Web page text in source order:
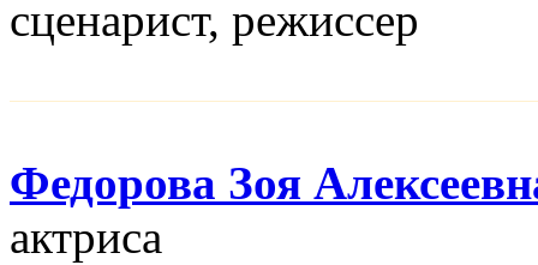
сценарист, режисcер
Федорова Зоя
актриса